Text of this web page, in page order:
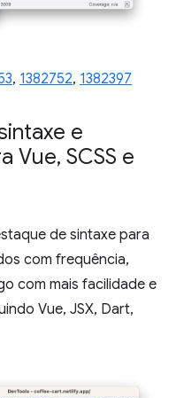
, 1382752, 1382397
e
Vue, SCSS e
de sintaxe para
com frequência,
com mais facilidade e
Vue, JSX, Dart,